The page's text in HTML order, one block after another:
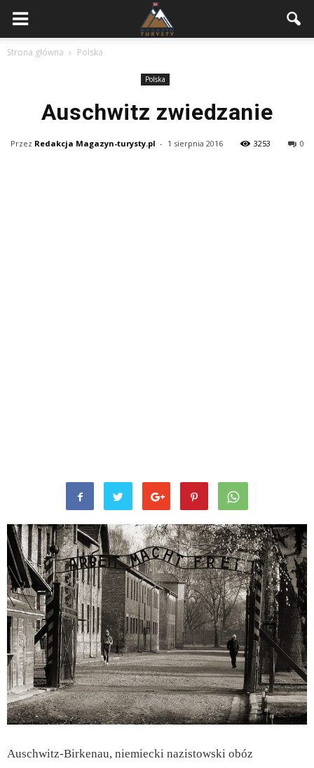
Strona główna Polska
Polska
Auschwitz zwiedzanie
Przez Redakcja Magazyn-turysty.pl - 1 sierpnia 2016 3253 0
Auschwitz-Birkenau, niemiecki nazistowski obóz